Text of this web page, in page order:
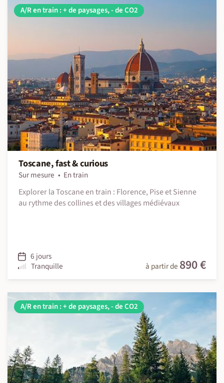
A/R en train : + de paysages, - de CO2
Toscane, fast & curious
Sur mesure
En train
Explorer la Toscane en train : Florence, Pise et Sienne
au rythme des collines et des villages médiévaux
6 jours
Tranquille
à partir de 890 €
A/R en train : + de paysages, - de CO2